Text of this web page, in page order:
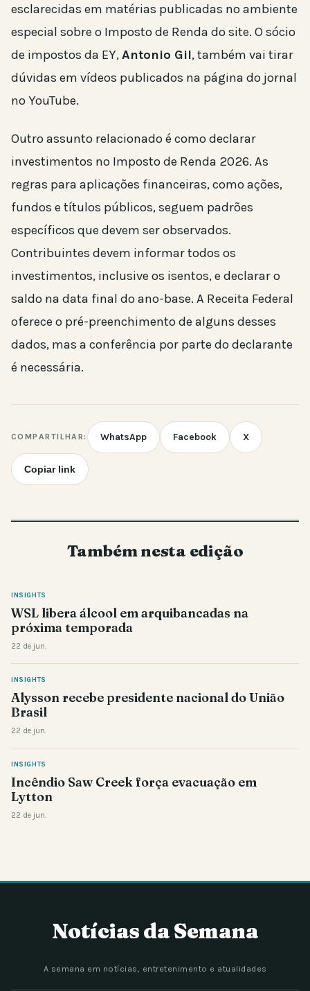
esclarecidas em matérias publicadas no ambiente
especial sobre o Imposto de Renda do site. O sócio
de impostos da EY,Antonio Gil, também vai tirar
dúvidas em vídeos publicados na página do jornal
no YouTube.
Outro assunto relacionado é como declarar
investimentos no Imposto de Renda 2026. As
regras para aplicações financeiras, como ações,
fundos e títulos públicos, seguem padrões
específicos que devem ser observados.
Contribuintes devem informar todos os
investimentos, inclusive os isentos, e declarar o
saldo na data final do ano-base. A Receita Federal
oferece o pré-preenchimento de alguns desses
dados, mas a conferência por parte do declarante
é necessária.
COMPARTILHAR: WhatsApp Facebook X
Copiar link
Também nesta edição
INSIGHTS
WSL libera álcool em arquibancadas na
próxima temporada
22 de jun.
INSIGHTS
Alysson recebe presidente nacional do União
Brasil
22 de jun.
INSIGHTS
Incêndio Saw Creek força evacuação em
Lytton
22 de jun.
Notícias da Semana
A semana em notícias, entretenimento e atualidades